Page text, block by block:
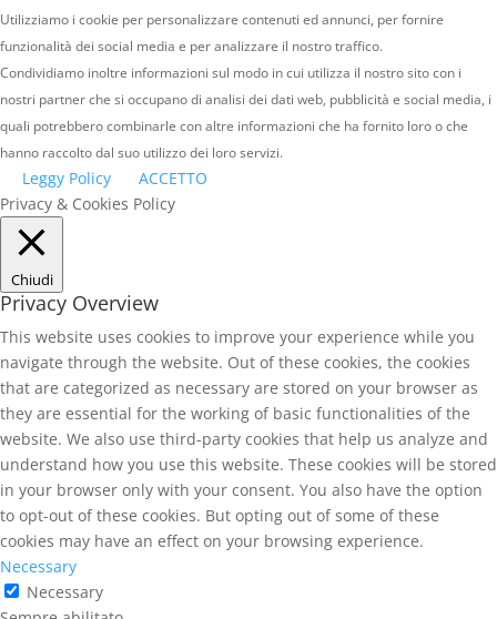
Utilizziamo i cookie per personalizzare contenuti ed annunci, per fornire
funzionalità dei social media e per analizzare il nostro traffico.
Condividiamo inoltre informazioni sul modo in cui utilizza il nostro sito con i
nostri partner che si occupano di analisi dei dati web, pubblicità e social media, i
quali potrebbero combinarle con altre informazioni che ha fornito loro o che
hanno raccolto dal suo utilizzo dei loro servizi.
Leggy Policy
ACCETTO
Privacy & Cookies Policy
Chiudi
Privacy Overview
This website uses cookies to improve your experience while you
navigate through the website. Out of these cookies, the cookies
that are categorized as necessary are stored on your browser as
they are essential for the working of basic functionalities of the
website. We also use third-party cookies that help us analyze and
understand how you use this website. These cookies will be stored
in your browser only with your consent. You also have the option
to opt-out of these cookies. But opting out of some of these
cookies may have an effect on your browsing experience.
Necessary
Necessary